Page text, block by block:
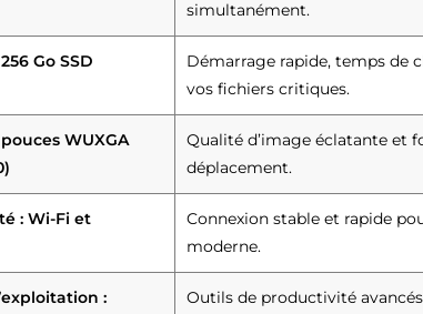
simultanément.
Go SSD
Démarrage rapide, temps de
vos fichiers critiques.
pouces WUXGA
Qualité d’image éclatante et
déplacement.
: Wi-Fi et
Connexion stable et rapide
moderne.
:
Outils de productivité